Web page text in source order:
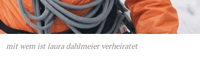
mit wem ist laura dahlmeier verheiratet